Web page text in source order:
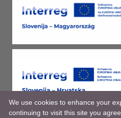
We use cookies to enhance your
continuing to visit this site you